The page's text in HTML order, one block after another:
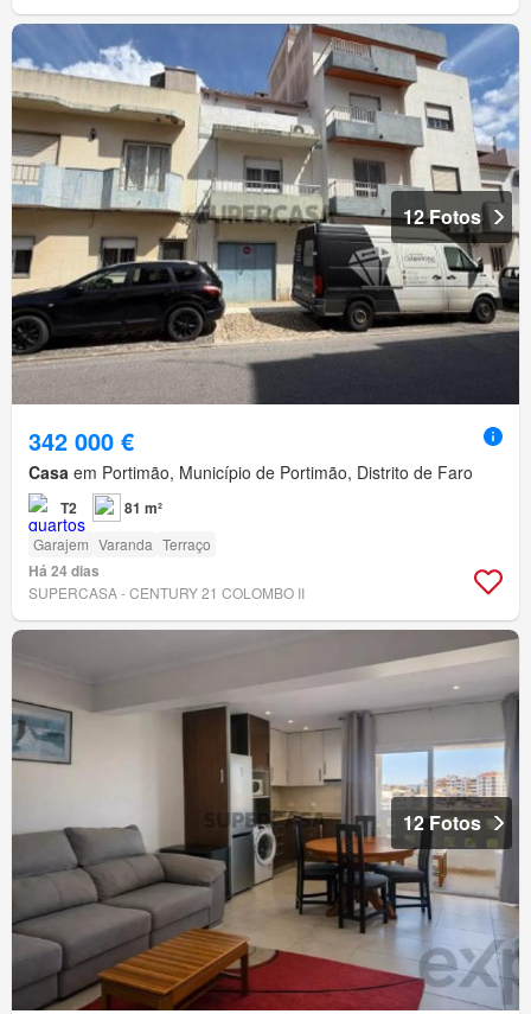
12 Fotos
342 000 €
Casa em Portimão, Município de Portimão, Distrito de Faro
T2 81 m²
Garajem Varanda Terraço
Há 24 dias
SUPERCASA - CENTURY 21 COLOMBO II
12 Fotos